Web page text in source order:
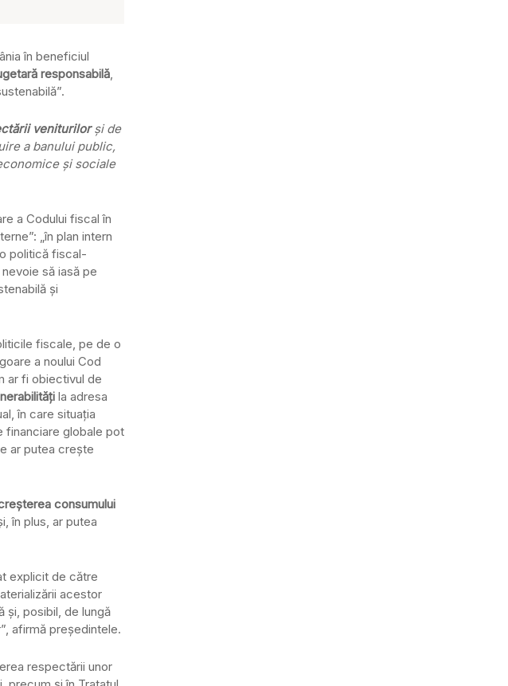
în beneficiul
responsabilă,
veniturilorşi de
a banului public,
şi sociale
a Codului fiscal în
„în plan intern
politică fiscal-
să iasă pe
şi
fiscale, pe de o
a noului Cod
ar fi obiectivul de
la adresa
în care situaţia
financiare globale pot
ar putea creşte
consumului
în plus, ar putea
explicit de către
acestor
şi, posibil, de lungă
afirmă preşedintele.
respectării unor